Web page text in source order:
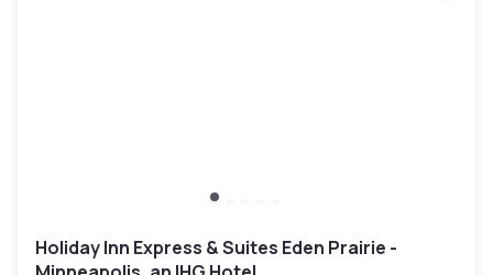
Holiday Inn Express & Suites Eden Prairie -